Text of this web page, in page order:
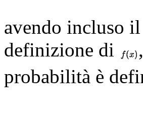
avendo incluso
definizione di
probabilità è